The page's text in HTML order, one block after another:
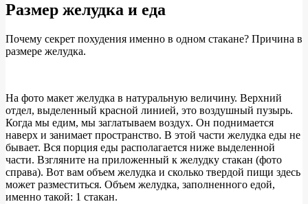
Размер желудка и еда
Почему секрет похудения именно в одном стакане? Причина в
размере желудка.
На фото макет желудка в натуральную величину. Верхний
отдел, выделенный красной линией, это воздушный пузырь.
Когда мы едим, мы заглатываем воздух. Он поднимается
наверх и занимает пространство. В этой части желудка еды не
бывает. Вся порция еды располагается ниже выделенной
части. Взгляните на приложенный к желудку стакан (фото
справа). Вот вам объем желудка и сколько твердой пищи здесь
может разместиться. Объем желудка, заполненного едой,
именно такой: 1 стакан.